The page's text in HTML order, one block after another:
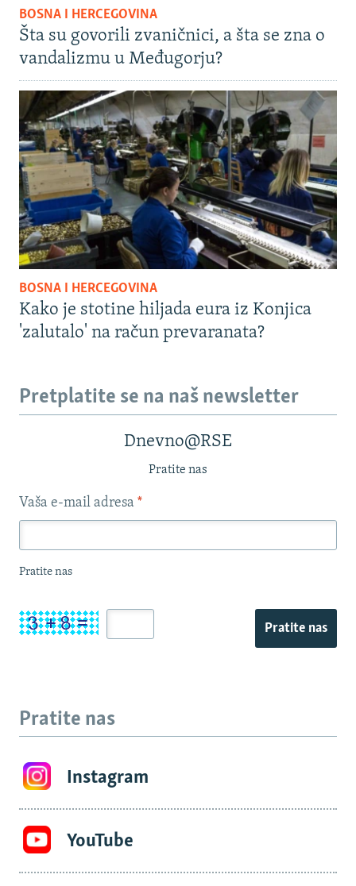
BOSNA I HERCEGOVINA
Šta su govorili zvaničnici, a šta se zna o
vandalizmu u Međugorju?
BOSNA I HERCEGOVINA
Kako je stotine hiljada eura iz Konjica
'zalutalo' na račun prevaranata?
Pretplatite se na naš newsletter
Dnevno@RSE
Pratite nas
Vaša e-mail adresa *
Pratite nas
Pratite nas
Pratite nas
Instagram
YouTube